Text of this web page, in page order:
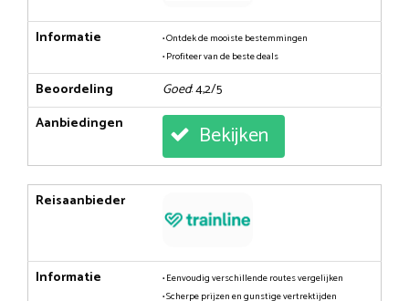
Informatie
• Ontdek de mooiste bestemmingen
• Profiteer van de beste deals
Beoordeling Goed: 4,2/5
Aanbiedingen
Bekijken
Reisaanbieder
Informatie
• Eenvoudig verschillende routes vergelijken
• Scherpe prijzen en gunstige vertrektijden